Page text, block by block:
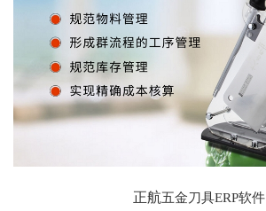
正航五金刀具ERP软件